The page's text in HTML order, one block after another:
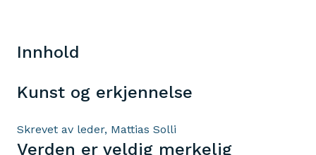
Innhold
Kunst og erkjennelse
Skrevet av leder, Mattias Solli
Verden er veldig merkelig